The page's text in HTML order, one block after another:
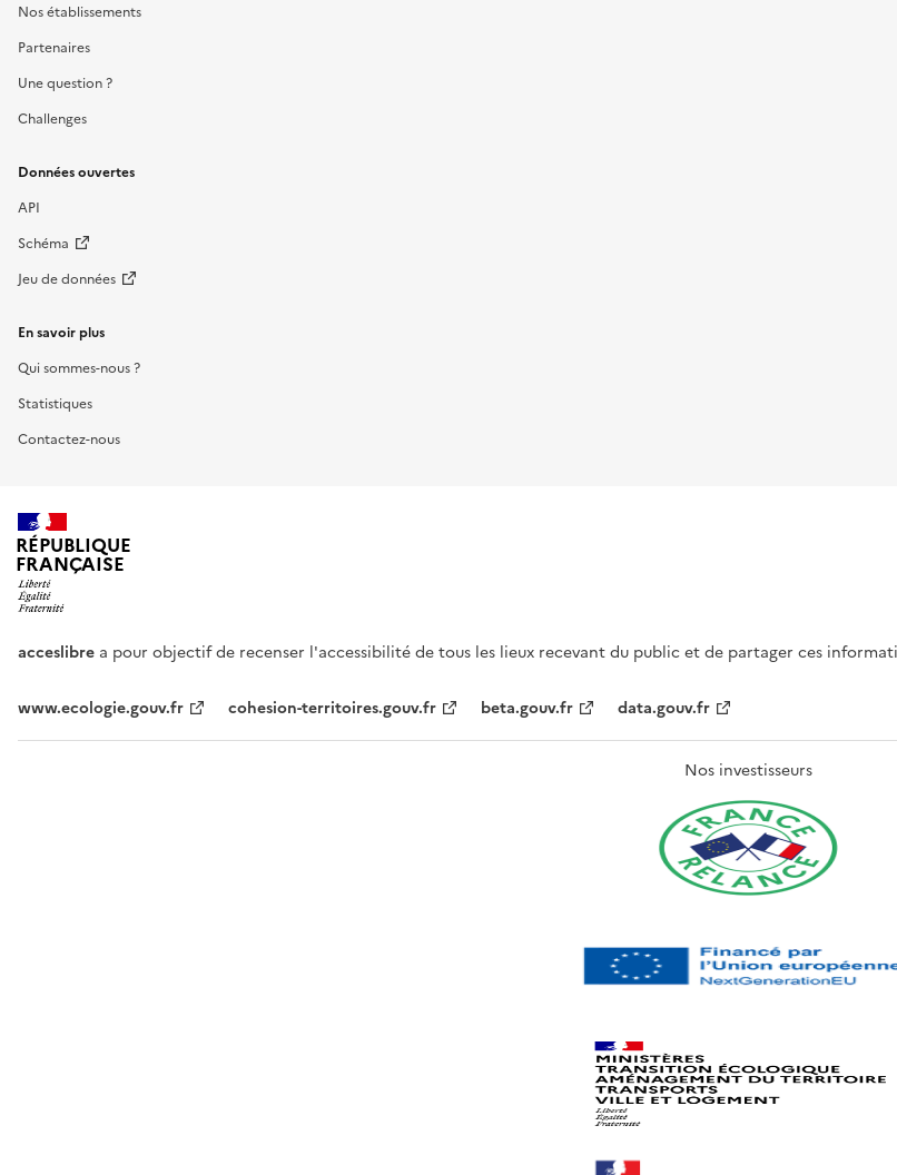
Nos établissements
Partenaires
Une question ?
Challenges
Données ouvertes
API
Schéma
Jeu de données
En savoir plus
Qui sommes-nous ?
Statistiques
Contactez-nous
RÉPUBLIQUE
FRANÇAISE
acceslibre a pour objectif de recenser l'accessibilité de tous les lieux recevant du public et de partager ces
www.ecologie.gouv.fr cohesion-territoires.gouv.fr beta.gouv.fr data.gouv.fr
Nos investisseurs